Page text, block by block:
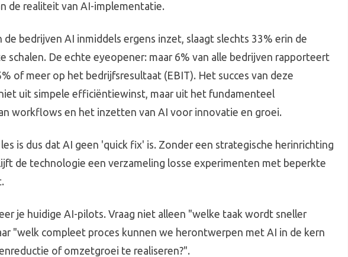
de realiteit van AI-implementatie.
de bedrijven AI inmiddels ergens inzet, slaagt slechts 33% erin de
schalen. De echte eyeopener: maar 6% van alle bedrijven rapporteert
of meer op het bedrijfsresultaat (EBIT). Het succes van deze
uit simpele efficiëntiewinst, maar uit het fundamenteel
workflows en het inzetten van AI voor innovatie en groei.
is dus dat AI geen 'quick fix' is. Zonder een strategische herinrichting
de technologie een verzameling losse experimenten met beperkte
je huidige AI-pilots. Vraag niet alleen "welke taak wordt sneller
"welk compleet proces kunnen we herontwerpen met AI in de kern
of omzetgroei te realiseren?".